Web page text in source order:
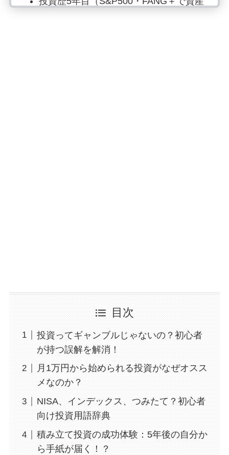
目次
投資ってギャンブルじゃないの？初心者
が持つ誤解を解消！
月1万円から始められる投資がなぜオスス
メなのか？
NISA、インデックス、つみたて？初心者
向け投資用語辞典
積み立て投資の成功体験：5年後の自分か
ら手紙が届く！？